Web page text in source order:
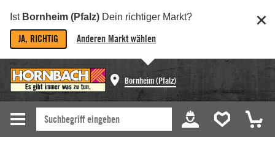
Ist Bornheim (Pfalz) Dein richtiger Markt?
JA, RICHTIG Anderen Markt wählen
Bornheim (Pfalz)